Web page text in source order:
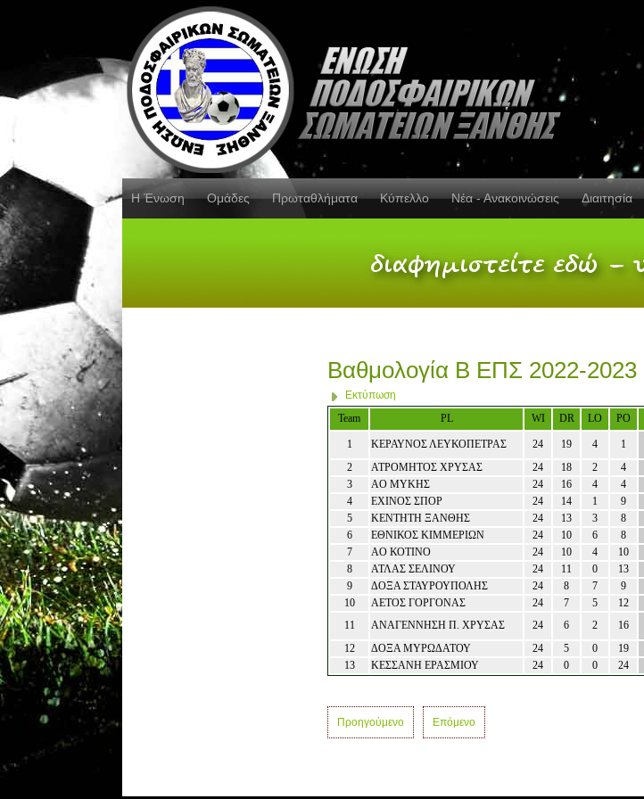
Η Ένωση Ομάδες Πρωταθλήματα Κύπελλο Νέα - Ανακοινώσεις Διαιτησία
Βαθμολογία Β ΕΠΣ 2022-2023
Εκτύπωση
Team
PL WI DR LO PO
1 ΚΕΡΑΥΝΟΣ ΛΕΥΚΟΠΕΤΡΑΣ 24 19 4 1
2
ΑΤΡΟΜΗΤΟΣ ΧΡΥΣΑΣ 24 18 2 4
3
ΑΟ ΜΥΚΗΣ 24 16 4 4
4
ΕΧΙΝΟΣ ΣΠΟΡ 24 14 1 9
5
ΚΕΝΤΗΤΗ ΞΑΝΘΗΣ 24 13 3 8
6
ΕΘΝΙΚΟΣ ΚΙΜΜΕΡΙΩΝ 24 10 6 8
7
ΑΟ ΚΟΤΙΝΟ 24 10 4 10
8
ΑΤΛΑΣ ΣΕΛΙΝΟΥ 24 11 0 13
9
ΔΟΞΑ ΣΤΑΥΡΟΥΠΟΛΗΣ 24 8 7 9
10
ΑΕΤΟΣ ΓΟΡΓΟΝΑΣ 24 7 5 12
11
ΑΝΑΓΕΝΝΗΣΗ Π. ΧΡΥΣΑΣ 24 6 2 16
12
ΔΟΞΑ ΜΥΡΩΔΑΤΟΥ 24 5 0 19
13
ΚΕΣΣΑΝΗ ΕΡΑΣΜΙΟΥ 24 0 0 24
Προηγούμενο Επόμενο